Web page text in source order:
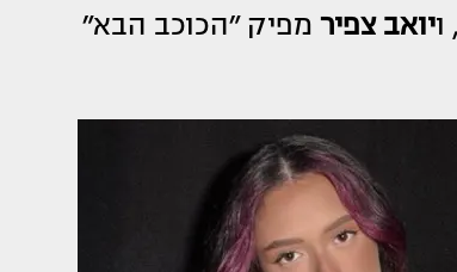
ויואב צפיר מפיק ״הכוכב הבא״